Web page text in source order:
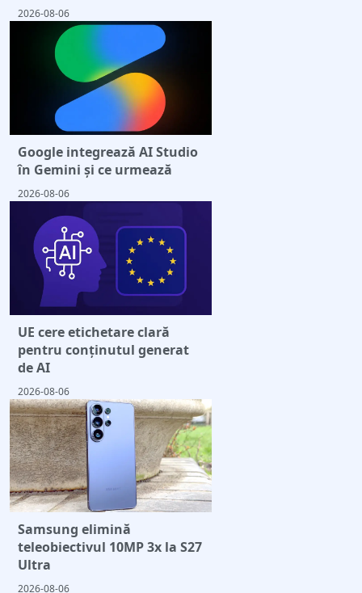
2026-08-06
Google integrează AI Studio
în Gemini și ce urmează
2026-08-06
UE cere etichetare clară
pentru conținutul generat
de AI
2026-08-06
Samsung elimină
teleobiectivul 10MP 3x la S27
Ultra
2026-08-06